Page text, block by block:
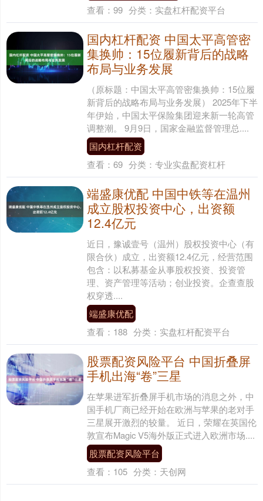
查看： 99 分类： 实盘杠杆配资平台
国内杠杆配资 中国太平高管密
集换帅：15位履新背后的战略
布局与业务发展
（原标题：中国太平高管密集换帅：15位履
新背后的战略布局与业务发展） 2025年下半
年伊始，中国太平保险集团迎来新一轮高管
调整潮。 9月9日，国家金融监督管理总....
国内杠杆配资
查看： 69 分类： 专业实盘配资杠杆
端盛康优配 中国中铁等在温州
成立股权投资中心，出资额
12.4亿元
近日，豫诚壹号（温州）股权投资中心（有
限合伙）成立，出资额12.4亿元，经营范围
包含：以私募基金从事股权投资、投资管
理、资产管理等活动；创业投资。企查查股
权穿透....
端盛康优配
查看： 188 分类： 实盘杠杆配资平台
股票配资风险平台 中国折叠屏
手机出海“卷”三星
在苹果进军折叠屏手机市场的消息之外，中
国手机厂商已经开始在欧洲与苹果的老对手
三星展开激烈的较量。 近日，荣耀在英国伦
敦宣布Magic V5海外版正式进入欧洲市场....
股票配资风险平台
查看： 105 分类： 天创网